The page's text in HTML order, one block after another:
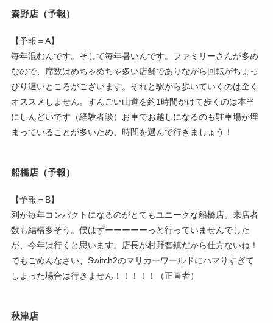
秦野店（予報）
【予報＝A】
毎年混むんです。そして毎年暑いんです。ファミリーさんが多め
なので、席数はめちゃめちゃ多い店舗でありながら回転がちょっ
ぴり遅いところがございます。それと駅から歩いていくのは全く
オススメしません。すんごい山道を約1時間かけて歩くのは本当
にしんどいです（経験者談）お車でお越しになるのも駐車場が埋
まっていることが多いため、時間を選んで行きましょう！
船橋店（予報）
【予報＝B】
列が毎年コンパクトになるのがとてもユニークな船橋店。来店者
数も結構多そう。僕はずーーーーーっと行っていませんでした
が、今年は行くと思います。店長が村野智鎮だから仕方ないね！
でもごめんなさい、Switch2のマリカーワールドにハマりすぎて
しまった場合は行きません！！！！！（正直者）
秋津店